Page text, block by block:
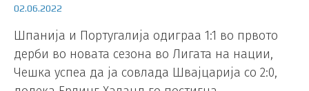
02.06.2022
Шпанија и Португалија одиграа 1:1 во првото
дерби во новата сезона во Лигата на нации,
Чешка успеа да ја совлада Швајцарија со 2:0,